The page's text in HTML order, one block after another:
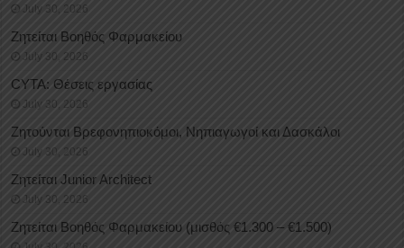
July 30, 2026
Ζητείται Βοηθός Φαρμακείου
July 30, 2026
CYTA: Θέσεις εργασίας
July 30, 2026
Ζητούνται Βρεφονηπιοκόμοι, Νηπιαγωγοί και Δασκάλοι
July 30, 2026
Ζητείται Junior Architect
July 30, 2026
Ζητείται Βοηθός Φαρμακείου (μισθός €1.300 – €1.500)